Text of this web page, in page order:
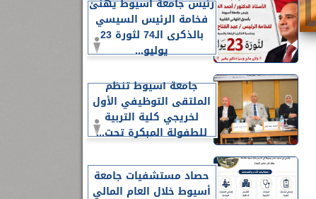
رئيس جامعة أسيوط يهنئ
فخامة الرئيس السيسي
بالذكرى الـ74 لثورة 23
يوليو...
جامعة أسيوط تنظم
الملتقى التوظيفي الأول
لخريجي كلية التربية
للطفولة المبكرة تحت...
حصاد مستشفيات جامعة
أسيوط خلال العام المالي